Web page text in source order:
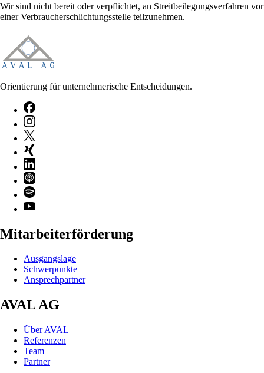
Wir sind nicht bereit oder verpflichtet, an Streitbeilegungsverfahren vor
einer Verbraucherschlichtungsstelle teilzunehmen.
Orientierung für unternehmerische Entscheidungen.
Mitarbeiterförderung
Ausgangslage
Schwerpunkte
Ansprechpartner
AVAL AG
Über AVAL
Referenzen
Team
Partner